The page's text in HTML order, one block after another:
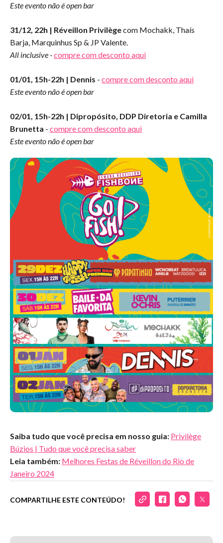
Este evento não é open bar
31/12, 22h | Réveillon Privilègecom Mochakk, Thaís
Barja, Marquinhus Sp & JP Valente.
All inclusive -compre com desconto aqui
01/01, 15h-22h | Dennis - compre com desconto aqui
Este evento não é open bar
02/01, 15h-22h | Dipropósito, DDP Diretoria e Camilla
Brunetta - compre com desconto aqui
Este evento não é open bar
Saiba tudo que você precisa em nosso guia: Privilège
Búzios | Tudo que você precisa saber
Leia também: Melhores Festas de Réveillon do Rio de
Janeiro 2024
COMPARTILHE ESTE CONTEÚDO!